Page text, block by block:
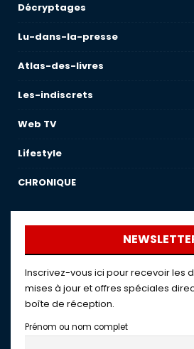
Décryptages
Lu-dans-la-presse
Atlas-des-livres
Les-indiscrets
Web TV
Lifestyle
CHRONIQUE
Inscrivez-vous ici pour recevoir les
mises à jour et offres spéciales
boîte de réception.
Prénom ou nom complet